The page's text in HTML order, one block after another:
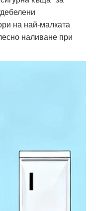
на най-малката
наливане при